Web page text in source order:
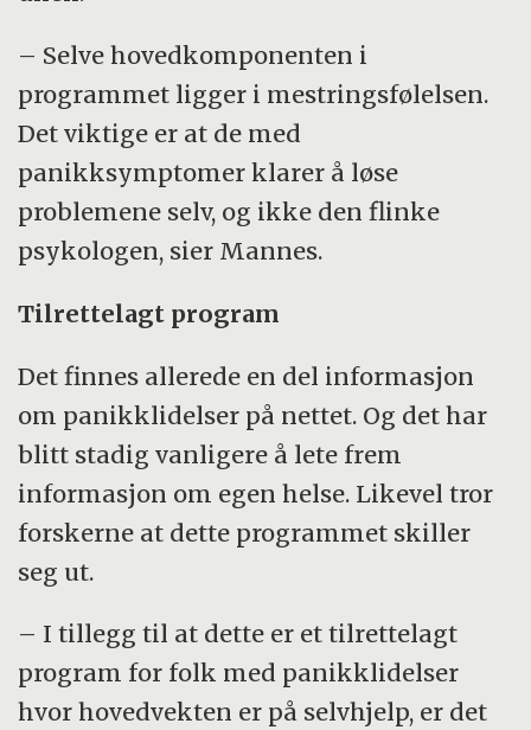
– Selve hovedkomponenten i
programmet ligger i mestringsfølelsen.
Det viktige er at de med
panikksymptomer klarer å løse
problemene selv, og ikke den flinke
psykologen, sier Mannes.
Tilrettelagt program
Det finnes allerede en del informasjon
om panikklidelser på nettet. Og det har
blitt stadig vanligere å lete frem
informasjon om egen helse. Likevel tror
forskerne at dette programmet skiller
seg ut.
– I tillegg til at dette er et tilrettelagt
program for folk med panikklidelser
hvor hovedvekten er på selvhjelp, er det